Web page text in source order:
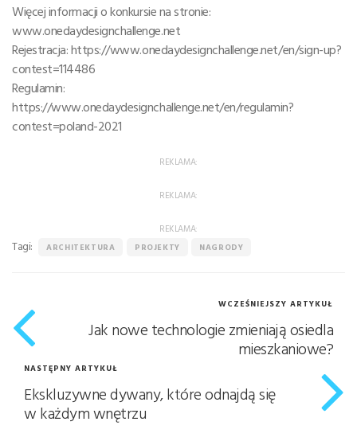
Więcej informacji o konkursie na stronie:
www.onedaydesignchallenge.net
Rejestracja: https://www.onedaydesignchallenge.net/en/sign-up?
contest=114486
Regulamin:
https://www.onedaydesignchallenge.net/en/regulamin?
contest=poland-2021
REKLAMA:
REKLAMA:
REKLAMA:
Tagi: ARCHITEKTURA PROJEKTY NAGRODY
WCZEŚNIEJSZY ARTYKUŁ
Jak nowe technologie zmieniają osiedla
mieszkaniowe?
NASTĘPNY ARTYKUŁ
Ekskluzywne dywany, które odnajdą się
w każdym wnętrzu